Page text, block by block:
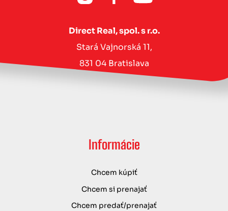
Direct Real, spol. s r.o.
Stará Vajnorská 11,
831 04 Bratislava
Informácie
Chcem kúpiť
Chcem si prenajať
Chcem predať/prenajať